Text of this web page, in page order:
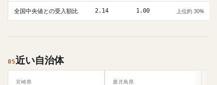
全国中央値との受入額比 2.14 1.00 上位約 30%
05近い自治体
宮崎県 鹿児島県